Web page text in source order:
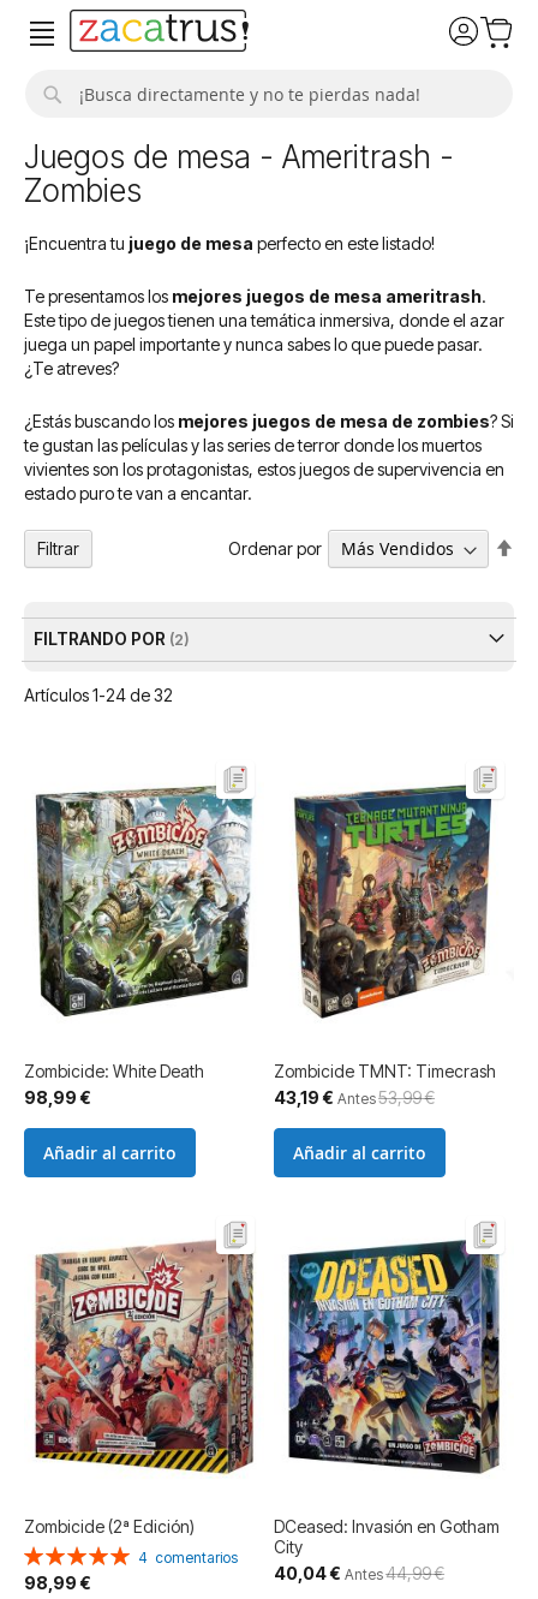
Juegos de mesa - Ameritrash -
Zombies
¡Encuentra tu juego de mesa perfecto en este listado!
Te presentamos los mejores juegos de mesa ameritrash.
Este tipo de juegos tienen una temática inmersiva, donde el azar
juega un papel importante y nunca sabes lo que puede pasar.
¿Te atreves?
¿Estás buscando los mejores juegos de mesa de zombies? Si
te gustan las películas y las series de terror donde los muertos
vivientes son los protagonistas, estos juegos de supervivencia en
estado puro te van a encantar.
Artículos1-24de32
Ordenar por
Zombicide: White Death
98,99 €
Añadir al carrito
Zombicide TMNT: Timecrash
Precio
especial
43,19 € Antes53,99 €
Añadir al carrito
Zombicide (2ª Edición)
Valoración:
100%
4 comentarios
98,99 €
DCeased: Invasión en Gotham
City
Precio
especial
40,04 € Antes44,99 €
Filtrar
FILTRANDO POR